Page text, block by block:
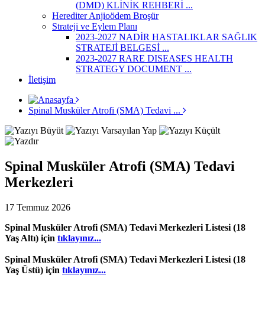
(DMD) KLİNİK REHBERİ ...
Herediter Anjioödem Broşür
Strateji ve Eylem Planı
2023-2027 NADİR HASTALIKLAR SAĞLIK
STRATEJİ BELGESİ ...
2023-2027 RARE DISEASES HEALTH
STRATEGY DOCUMENT ...
İletişim
Spinal Musküler Atrofi (SMA) Tedavi ...
Spinal Musküler Atrofi (SMA) Tedavi
Merkezleri
17 Temmuz 2026
Spinal Musküler Atrofi (SMA) Tedavi Merkezleri Listesi (18
Yaş Altı) için tıklayınız...
Spinal Musküler Atrofi (SMA) Tedavi Merkezleri Listesi (18
Yaş Üstü) için tıklayınız...